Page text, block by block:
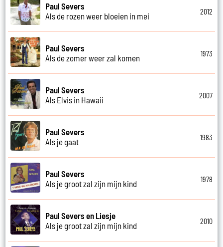
Paul Severs
Als de rozen weer bloeien in mei
2012
Paul Severs
Als de zomer weer zal komen
1973
Paul Severs
Als Elvis in Hawaii
2007
Paul Severs
Als je gaat
1983
Paul Severs
Als je groot zal zijn mijn kind
1978
Paul Severs en Liesje
Als je groot zal zijn mijn kind
2010